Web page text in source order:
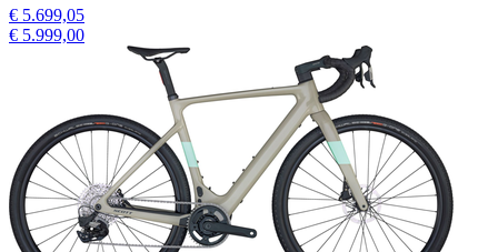
€ 5.699,05
€ 5.999,00